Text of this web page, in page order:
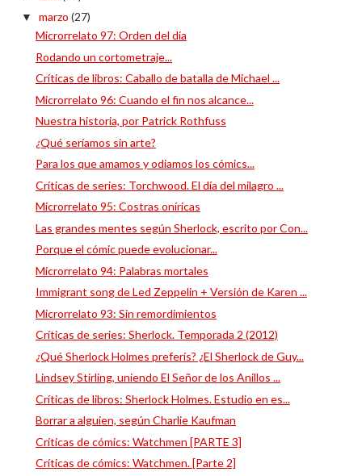
▼ marzo (27)
Microrrelato 97: Orden del día
Rodando un cortometraje...
Críticas de libros: Caballo de batalla de Michael ...
Microrrelato 96: Cuando el fin nos alcance...
Nuestra historia, por Patrick Rothfuss
¿Qué seríamos sin arte?
Para los que amamos y odiamos los cómics...
Críticas de series: Torchwood. El día del milagro ...
Microrrelato 95: Costras oníricas
Las grandes mentes según Sherlock, escrito por Con...
Porque el cómic puede evolucionar...
Microrrelato 94: Palabras mortales
Immigrant song de Led Zeppelin + Versión de Karen ...
Microrrelato 93: Sin remordimientos
Críticas de series: Sherlock. Temporada 2 (2012)
¿Qué Sherlock Holmes preferís? ¿El Sherlock de Guy...
Lindsey Stirling, uniendo El Señor de los Anillos ...
Críticas de libros: Sherlock Holmes. Estudio en es...
Borrar a alguien, según Charlie Kaufman
Críticas de cómics: Watchmen [PARTE 3]
Críticas de cómics: Watchmen. [Parte 2]